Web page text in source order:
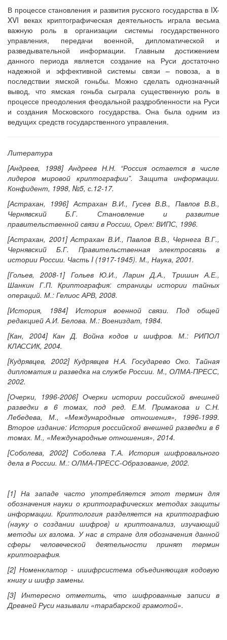
В процессе становления и развития русского государства в IX-
XVI веках криптографическая деятельность играла весьма
важную роль в организации системы государственного
управления, передачи военной, дипломатической и
разведывательной информации. Главным достижением
данного периода является создание на Руси достаточно
надежной и эффективной системы связи – повоза, а в
последствии ямской гоньбы. Можно сделать однозначный
вывод, что ямская гоньба сыграла существенную роль в
процессе преодоления феодальной раздробленности на Руси
и создания Московского государства. Она была одним из
ведущих средств государственного управления.
Литература
[Андреев, 1998] Андреев Н.Н. “Россия остается в числе
лидеров мировой криптографии”. Защита информации.
Конфидент, 1998, №5, с.12-17.
[Астрахан, 1996] Астрахан В.И., Гусев В.В., Павлов В.В.,
Чернявский Б.Г. Становление и развитие
правительственной связи в России, Орел: ВИПС, 1996.
[Астрахан, 2001] Астрахан В.И., Павлов В.В., Чернега В.Г.,
Чернявский Б.Г. Правительственная электросвязь в
истории России. Часть I (1917-1945). М., Наука, 2001.
[Гольев, 2008-1] Гольев Ю.И., Ларин Д.А., Тришин А.Е.,
Шанкин Г.П. Криптография: страницы истории тайных
операций. М.: Гелиос АРВ, 2008.
[История, 1984] История военной связи. Под общей
редакцией А.И. Белова. М.: Воениздат, 1984.
[Кан, 2004] Кан Д. Война кодов и шифров. М.: РИПОЛ
КЛАССИК, 2004.
[Кудрявцев, 2002] Кудрявцев Н.А. Государево Око. Тайная
дипломатия и разведка на службе России. М., ОЛМА-ПРЕСС,
2002.
[Очерки, 1996-2006] Очерки истории российской внешней
разведки в 6 томах, под ред. Е.М. Примакова и С.Н.
Лебедева, М., «Международные отношения», 1996-1999.
Второе издание: История российской внешней разведки в 6
томах. М., «Международные отношения», 2014.
[Соболева, 2002] Соболева Т.А. История шифровального
дела в России. М.: ОЛМА-ПРЕСС-Образование, 2002.
[1] На западе часто употребляется этот термин для
обозначения науки о криптографических методах защиты
информации. Криптология разделяется на криптографию
(науку о создании шифров) и криптоанализ, изучающий
методы их взлома. У нас в стране для обозначения данной
сферы человеческой деятельности принят термин
криптография.
[2] Номенклатор - ишифрсистема объединяющая кодовую
книгу и шифр замены.
[3] Интересно отметить, что шифрованные записи в
Древней Руси называли «тарабарской грамотой».